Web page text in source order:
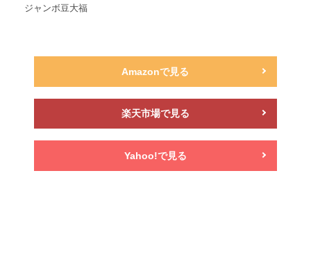
ジャンボ豆大福
Amazonで見る
楽天市場で見る
Yahoo!で見る